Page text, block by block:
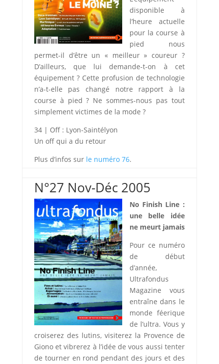
disponible à
l’heure actuelle
pour la course à
pied nous
permet-il d’être un « meilleur » coureur ?
D’ailleurs, que lui demande-t-on à cet
équipement ? Cette profusion de technologie
n’a-t-elle pas changé notre rapport à la
course à pied ? Ne sommes-nous pas tout
simplement victimes de la mode ?
34 | Off : Lyon-Saintélyon
Un off qui a du retour
Plus d’infos sur le numéro 76.
N°27 Nov-Déc 2005
No Finish Line :
une belle idée
ne meurt jamais
Pour ce numéro
de début
d’année,
Ultrafondus
Magazine vous
entraîne dans le
monde féerique
de l’ultra. Vous y
croiserez des lutins, visiterez la Provence de
Giono et vibrerez à l’idée de vous aussi tenter
de tourner en rond pendant des jours et des